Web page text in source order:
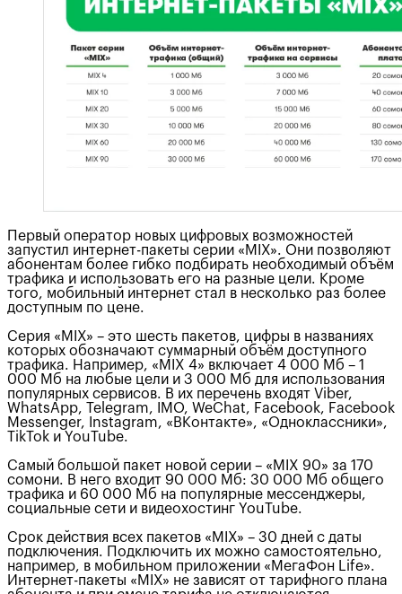
Первый оператор новых цифровых возможностей
запустил интернет-пакеты серии «MIX». Они позволяют
абонентам более гибко подбирать необходимый объём
трафика и использовать его на разные цели. Кроме
того, мобильный интернет стал в несколько раз более
доступным по цене.
Серия «MIX» – это шесть пакетов, цифры в названиях
которых обозначают суммарный объём доступного
трафика. Например, «MIX 4» включает 4 000 Мб – 1
000 Мб на любые цели и 3 000 Мб для использования
популярных сервисов. В их перечень входят Viber,
WhatsApp, Telegram, IMO, WeChat, Facebook, Facebook
Messenger, Instagram, «ВКонтакте», «Одноклассники»,
TikTok и YouTube.
Самый большой пакет новой серии – «MIX 90» за 170
сомони. В него входит 90 000 Мб: 30 000 Мб общего
трафика и 60 000 Мб на популярные мессенджеры,
социальные сети и видеохостинг YouTube.
Срок действия всех пакетов «MIX» – 30 дней с даты
подключения. Подключить их можно самостоятельно,
например, в мобильном приложении «МегаФон Life».
Интернет-пакеты «MIX» не зависят от тарифного плана